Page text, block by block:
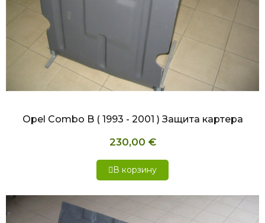
БЫСТРЫЙ ПРОСМОТР
Opel Combo B ( 1993 - 2001 ) Защита картера
230,00 €
В корзину